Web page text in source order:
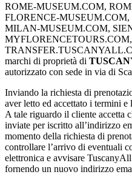
ROME-MUSEUM.COM,
FLORENCE-
MILAN-MUSEUM.COM,
marchi di proprietà di
autorizzato con sede in via di
Inviando la richiesta di
aver letto ed accettato i termini
A tale riguardo il cliente accetta
inviate per iscritto all’indirizzo
momento della richiesta di
controllare l’arrivo di eventuali
elettronica e avvisare
fornendo un nuovo indirizzo